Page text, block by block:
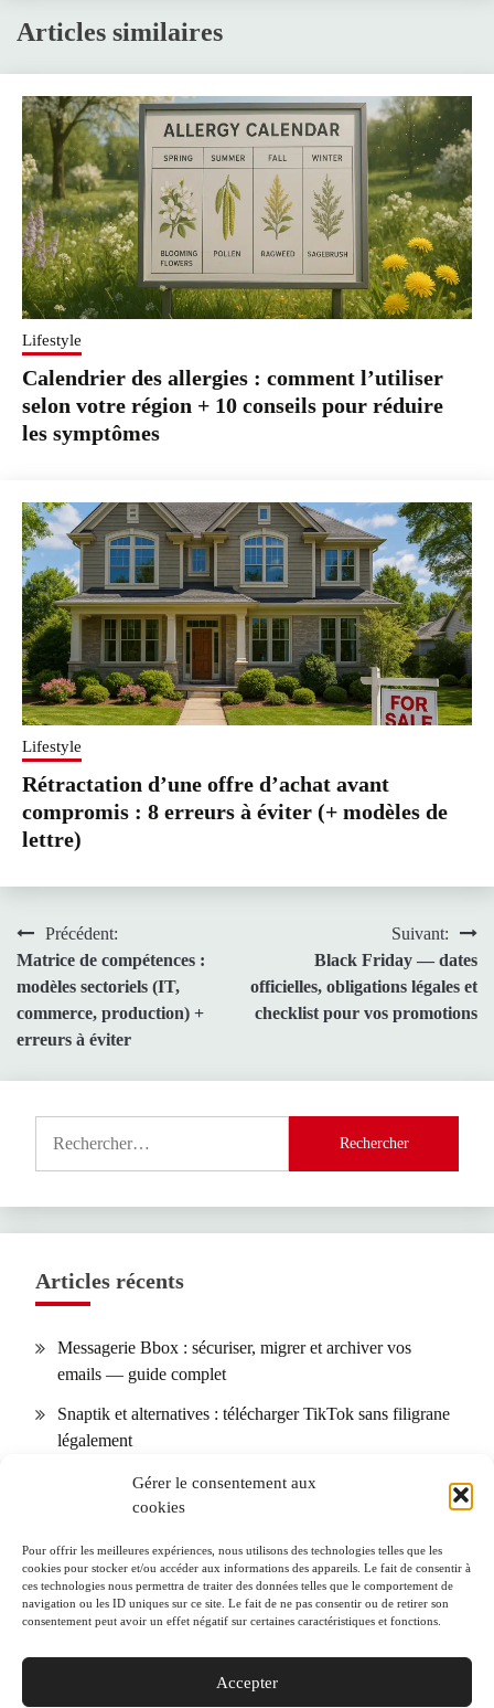
Gérer le consentement aux
cookies
Pour offrir les meilleures expériences, nous utilisons des technologies telles que les
cookies pour stocker et/ou accéder aux informations des appareils. Le fait de consentir à
ces technologies nous permettra de traiter des données telles que le comportement de
navigation ou les ID uniques sur ce site. Le fait de ne pas consentir ou de retirer son
consentement peut avoir un effet négatif sur certaines caractéristiques et fonctions.
Accepter
Articles similaires
Lifestyle
Calendrier des allergies : comment l’utiliser
selon votre région + 10 conseils pour réduire
les symptômes
Lifestyle
Rétractation d’une offre d’achat avant
compromis : 8 erreurs à éviter (+ modèles de
lettre)
Navigation
de
l’article
Précédent:
Matrice de compétences :
modèles sectoriels (IT,
commerce, production) +
erreurs à éviter
Suivant:
Black Friday — dates
officielles, obligations légales et
checklist pour vos promotions
Articles récents
Messagerie Bbox : sécuriser, migrer et archiver vos
emails — guide complet
Snaptik et alternatives : télécharger TikTok sans filigrane
légalement
Calendrier des allergies : comment l’utiliser selon votre
région + 10 conseils pour réduire les symptômes
SOGo Webmail (Lille) : installation, sécurité et
dépannage pas à pas
S&OP en pratique : KPI et erreurs courantes — le guide